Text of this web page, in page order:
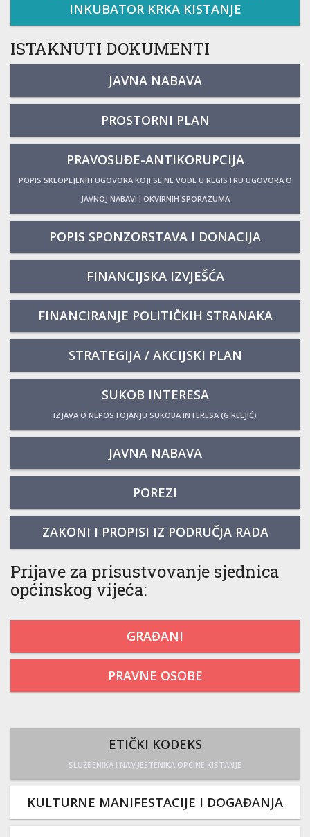
INKUBATOR KRKA KISTANJE
ISTAKNUTI DOKUMENTI
JAVNA NABAVA
PROSTORNI PLAN
PRAVOSUĐE-ANTIKORUPCIJA
POPIS SKLOPLJENIH UGOVORA KOJI SE NE VODE U REGISTRU UGOVORA O
JAVNOJ NABAVI I OKVIRNIH SPORAZUMA
POPIS SPONZORSTAVA I DONACIJA
FINANCIJSKA IZVJEŠĆA
FINANCIRANJE POLITIČKIH STRANAKA
STRATEGIJA / AKCIJSKI PLAN
SUKOB INTERESA
IZJAVA O NEPOSTOJANJU SUKOBA INTERESA (G.RELJIĆ)
JAVNA NABAVA
POREZI
ZAKONI I PROPISI IZ PODRUČJA RADA
Prijave za prisustvovanje sjednica
općinskog vijeća:
GRAĐANI
PRAVNE OSOBE
ETIČKI KODEKS
SLUŽBENIKA I NAMJEŠTENIKA OPĆINE KISTANJE
KULTURNE MANIFESTACIJE I DOGAĐANJA